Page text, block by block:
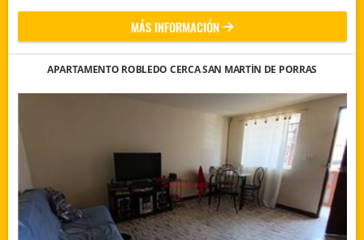
MÁS INFORMACIÓN
APARTAMENTO ROBLEDO CERCA SAN MARTÍN DE PORRAS